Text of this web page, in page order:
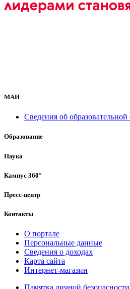
МАИ
Сведения об образовательной
Образование
Наука
Кампус 360°
Пресс-центр
Контакты
О портале
Персональные данные
Сведения о доходах
Карта сайта
Интернет-магазин